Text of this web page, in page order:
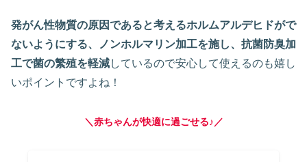
発がん性物質の原因であると考えるホルムアルデヒドがで
ないようにする、ノンホルマリン加工を施し、抗菌防臭加
工で菌の繁殖を軽減しているので安心して使えるのも嬉し
いポイントですよね！
＼赤ちゃんが快適に過ごせる♪／